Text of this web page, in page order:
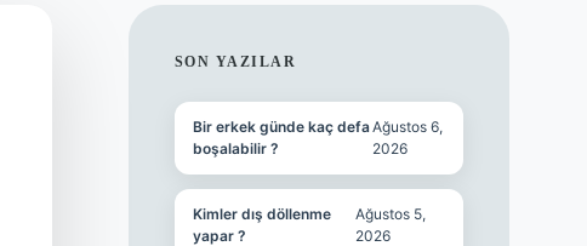
SIDEBAR
SON YAZILAR
Bir erkek günde kaç defa
boşalabilir ?
Ağustos 6,
2026
Kimler dış döllenme
yapar ?
Ağustos 5,
2026
ilbet mobil